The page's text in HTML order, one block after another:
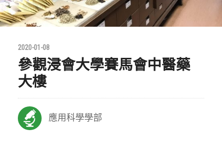
2020-01-08
參觀浸會大學賽馬會中醫藥
大樓
應用科學學部